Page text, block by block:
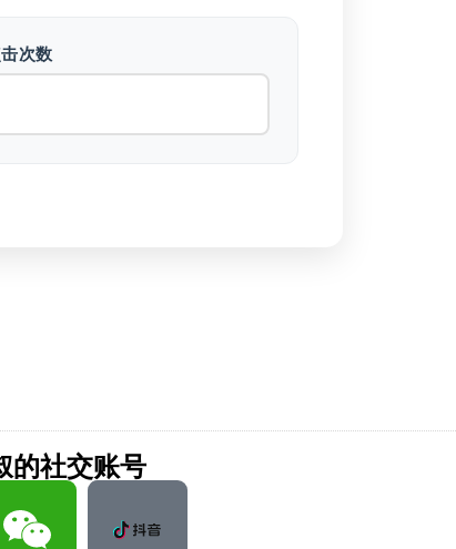
次数
的社交账号